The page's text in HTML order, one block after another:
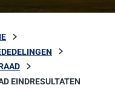
EINDRESULTATEN